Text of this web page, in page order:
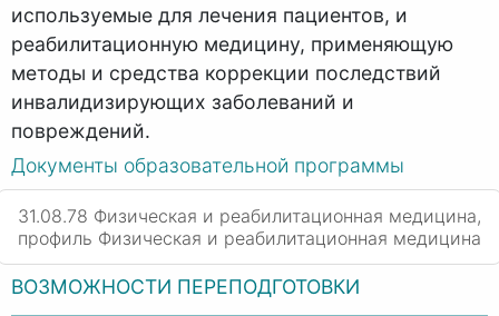
используемые для лечения пациентов, и
реабилитационную медицину, применяющую
методы и средства коррекции последствий
инвалидизирующих заболеваний и
повреждений.
Документы образовательной программы
31.08.78 Физическая и реабилитационная медицина,
профиль Физическая и реабилитационная медицина
ВОЗМОЖНОСТИ ПЕРЕПОДГОТОВКИ